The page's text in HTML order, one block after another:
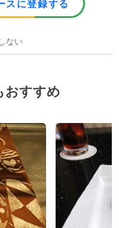
に登録する
ない
おすすめ